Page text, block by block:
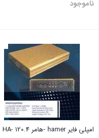
ناموجود
امپلی فایر hamer -هامر 120.4 -HA